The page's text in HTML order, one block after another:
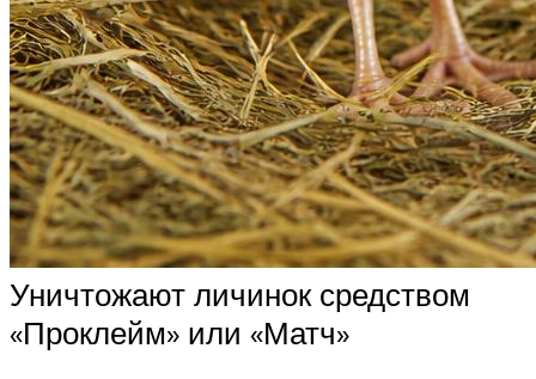
Уничтожают личинок средством
«Проклейм» или «Матч»